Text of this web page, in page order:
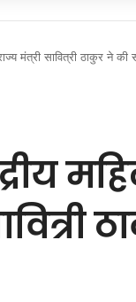
मंत्री सावित्री ठाकुर ने की